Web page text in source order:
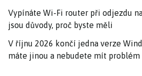
Vypínáte Wi-Fi router při odjezdu
jsou důvody, proč byste měli
V říjnu 2026 končí jedna verze
máte jinou a nebudete mít problém